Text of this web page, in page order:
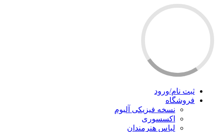
ثبت نام/ورود
فروشگاه
نسخه فیزیکی آلبوم
اکسسوری
لباس هنرمندان